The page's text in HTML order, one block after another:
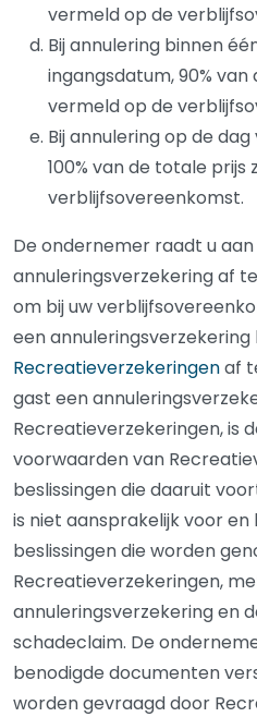
vermeld op de
Bij annulering binnen
ingangsdatum, 90%
vermeld op de
Bij annulering op de
100% van de totale
verblijfsovereenkomst.
De ondernemer raadt u
annuleringsverzekering af
om bij uw
een annuleringsverzekering
Recreatieverzekeringenaf
gast een
Recreatieverzekeringen, is
voorwaarden van
beslissingen die daaruit
is niet aansprakelijk voor
beslissingen die worden
Recreatieverzekeringen,
annuleringsverzekering en
schadeclaim. De
benodigde documenten
worden gevraagd door